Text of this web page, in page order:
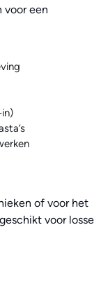
voor een
of voor het
voor losse